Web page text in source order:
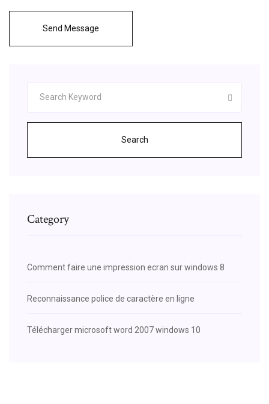
Send Message
Search
Category
Comment faire une impression ecran sur windows 8
Reconnaissance police de caractère en ligne
Télécharger microsoft word 2007 windows 10